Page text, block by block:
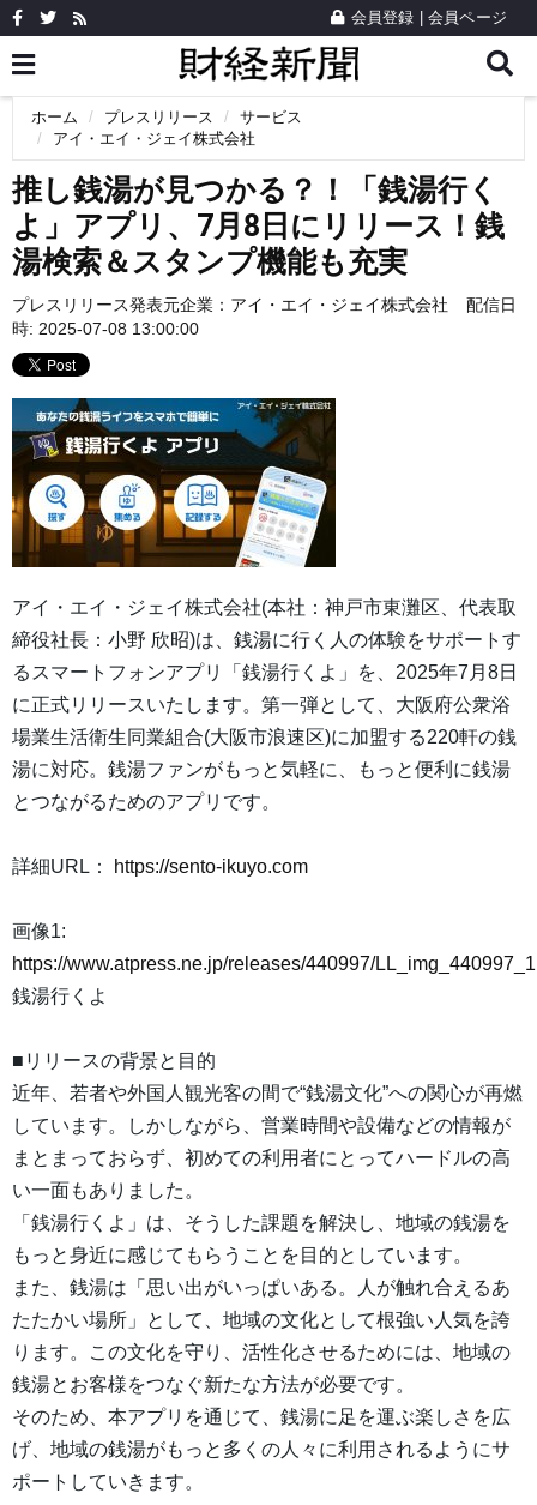
会員登録 会員ページ
ホーム プレスリリース
サービス
アイ・エイ・ジェイ株式会社
推し銭湯が見つかる？！「銭湯行く
よ」アプリ、7月8日にリリース！銭
湯検索＆スタンプ機能も充実
プレスリリース発表元企業： アイ・エイ・ジェイ株式会社
配信日
時: 2025-07-08 13:00:00
アイ・エイ・ジェイ株式会社(本社：神戸市東灘区、代表取
締役社長：小野 欣昭)は、銭湯に行く人の体験をサポートす
るスマートフォンアプリ「銭湯行くよ」を、2025年7月8日
に正式リリースいたします。第一弾として、大阪府公衆浴
場業生活衛生同業組合(大阪市浪速区)に加盟する220軒の銭
湯に対応。銭湯ファンがもっと気軽に、もっと便利に銭湯
とつながるためのアプリです。
詳細URL： https://sento-ikuyo.com
画像1:
https://www.atpress.ne.jp/releases/440997/
銭湯行くよ
■リリースの背景と目的
近年、若者や外国人観光客の間で“銭湯文化”への関心が再燃
しています。しかしながら、営業時間や設備などの情報が
まとまっておらず、初めての利用者にとってハードルの高
い一面もありました。
「銭湯行くよ」は、そうした課題を解決し、地域の銭湯を
もっと身近に感じてもらうことを目的としています。
また、銭湯は「思い出がいっぱいある。人が触れ合えるあ
たたかい場所」として、地域の文化として根強い人気を誇
ります。この文化を守り、活性化させるためには、地域の
銭湯とお客様をつなぐ新たな方法が必要です。
そのため、本アプリを通じて、銭湯に足を運ぶ楽しさを広
げ、地域の銭湯がもっと多くの人々に利用されるようにサ
ポートしていきます。